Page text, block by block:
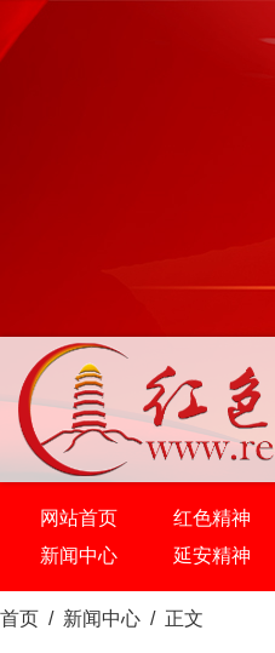
网站首页
红色精神
新闻中心
延安精神
首页 / 新闻中心 / 正文